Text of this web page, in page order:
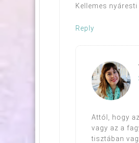
Kellemes
Reply
Attól, hogy
vagy az a
tisztában